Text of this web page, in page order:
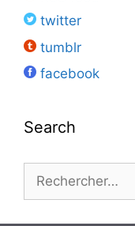
twitter
tumblr
facebook
Search
Rechercher :